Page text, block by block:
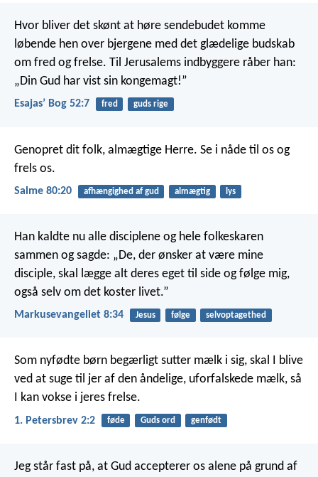
Hvor bliver det skønt at høre sendebudet komme
løbende hen over bjergene med det glædelige budskab
om fred og frelse. Til Jerusalems indbyggere råber han:
„Din Gud har vist sin kongemagt!”
Esajasʼ Bog 52:7 fred guds rige
Genopret dit folk, almægtige Herre. Se i nåde til os og
frels os.
Salme 80:20 afhængighed af gud almægtig lys
Han kaldte nu alle disciplene og hele folkeskaren
sammen og sagde: „De, der ønsker at være mine
disciple, skal lægge alt deres eget til side og følge mig,
også selv om det koster livet.”
Markusevangeliet 8:34 Jesus følge selvoptagethed
Som nyfødte børn begærligt sutter mælk i sig, skal I blive
ved at suge til jer af den åndelige, uforfalskede mælk, så
I kan vokse i jeres frelse.
1. Petersbrev 2:2 føde Guds ord genfødt
Jeg står fast på, at Gud accepterer os alene på grund af